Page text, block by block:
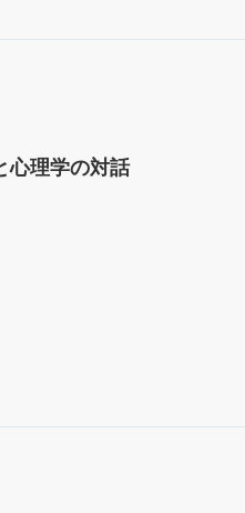
心理学の対話